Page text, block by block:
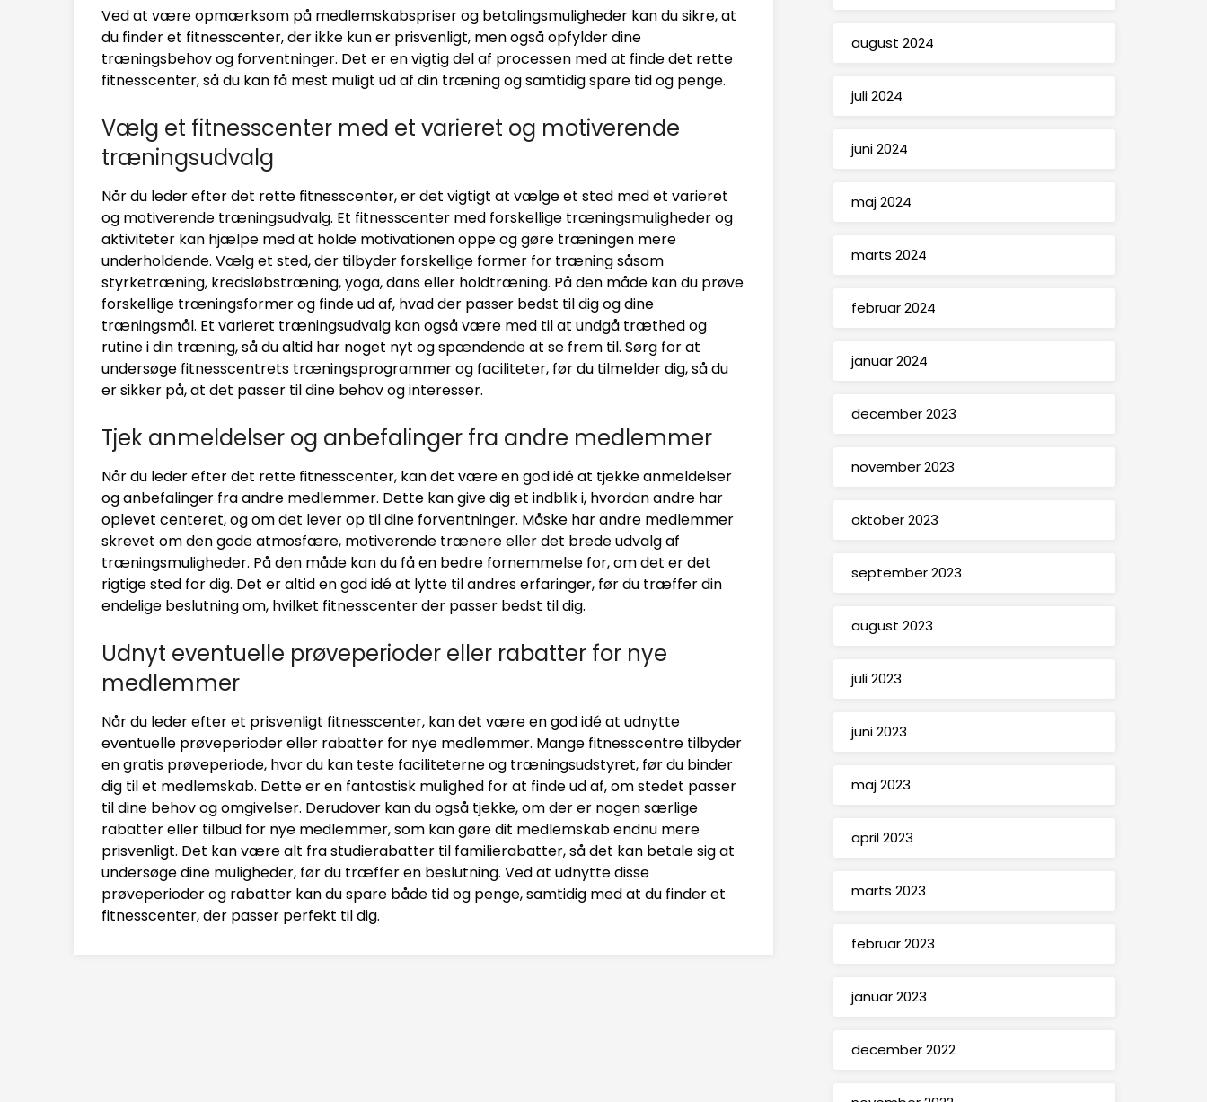
Ved at være opmærksom på medlemskabspriser og betalingsmuligheder kan du sikre, at
du finder et fitnesscenter, der ikke kun er prisvenligt, men også opfylder dine
træningsbehov og forventninger. Det er en vigtig del af processen med at finde det rette
fitnesscenter, så du kan få mest muligt ud af din træning og samtidig spare tid og penge.
Vælg et fitnesscenter med et varieret og motiverende
træningsudvalg
Når du leder efter det rette fitnesscenter, er det vigtigt at vælge et sted med et varieret
og motiverende træningsudvalg. Et fitnesscenter med forskellige træningsmuligheder og
aktiviteter kan hjælpe med at holde motivationen oppe og gøre træningen mere
underholdende. Vælg et sted, der tilbyder forskellige former for træning såsom
styrketræning, kredsløbstræning, yoga, dans eller holdtræning. På den måde kan du prøve
forskellige træningsformer og finde ud af, hvad der passer bedst til dig og dine
træningsmål. Et varieret træningsudvalg kan også være med til at undgå træthed og
rutine i din træning, så du altid har noget nyt og spændende at se frem til. Sørg for at
undersøge fitnesscentrets træningsprogrammer og faciliteter, før du tilmelder dig, så du
er sikker på, at det passer til dine behov og interesser.
Tjek anmeldelser og anbefalinger fra andre medlemmer
Når du leder efter det rette fitnesscenter, kan det være en god idé at tjekke anmeldelser
og anbefalinger fra andre medlemmer. Dette kan give dig et indblik i, hvordan andre har
oplevet centeret, og om det lever op til dine forventninger. Måske har andre medlemmer
skrevet om den gode atmosfære, motiverende trænere eller det brede udvalg af
træningsmuligheder. På den måde kan du få en bedre fornemmelse for, om det er det
rigtige sted for dig. Det er altid en god idé at lytte til andres erfaringer, før du træffer din
endelige beslutning om, hvilket fitnesscenter der passer bedst til dig.
Udnyt eventuelle prøveperioder eller rabatter for nye
medlemmer
Når du leder efter et prisvenligt fitnesscenter, kan det være en god idé at udnytte
eventuelle prøveperioder eller rabatter for nye medlemmer. Mange fitnesscentre tilbyder
en gratis prøveperiode, hvor du kan teste faciliteterne og træningsudstyret, før du binder
dig til et medlemskab. Dette er en fantastisk mulighed for at finde ud af, om stedet passer
til dine behov og omgivelser. Derudover kan du også tjekke, om der er nogen særlige
rabatter eller tilbud for nye medlemmer, som kan gøre dit medlemskab endnu mere
prisvenligt. Det kan være alt fra studierabatter til familierabatter, så det kan betale sig at
undersøge dine muligheder, før du træffer en beslutning. Ved at udnytte disse
prøveperioder og rabatter kan du spare både tid og penge, samtidig med at du finder et
fitnesscenter, der passer perfekt til dig.
august 2024
juli 2024
juni 2024
maj 2024
marts 2024
februar 2024
januar 2024
december 2023
november 2023
oktober 2023
september 2023
august 2023
juli 2023
juni 2023
maj 2023
april 2023
marts 2023
februar 2023
januar 2023
december 2022